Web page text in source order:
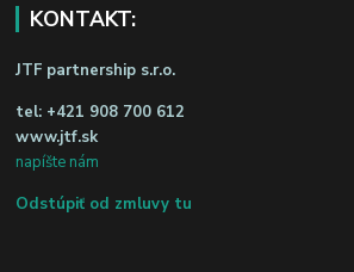
KONTAKT:
JTF partnership s.r.o.
tel: +421 908 700 612
www.jtf.sk
napíšte nám
Odstúpiť od zmluvy tu